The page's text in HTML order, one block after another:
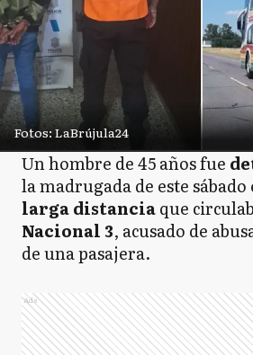
Fotos: LaBrújula24
Un hombre de 45 años fue
la madrugada de este sábado
larga distanciaque
Nacional 3, acusado de
de una pasajera.
Ads